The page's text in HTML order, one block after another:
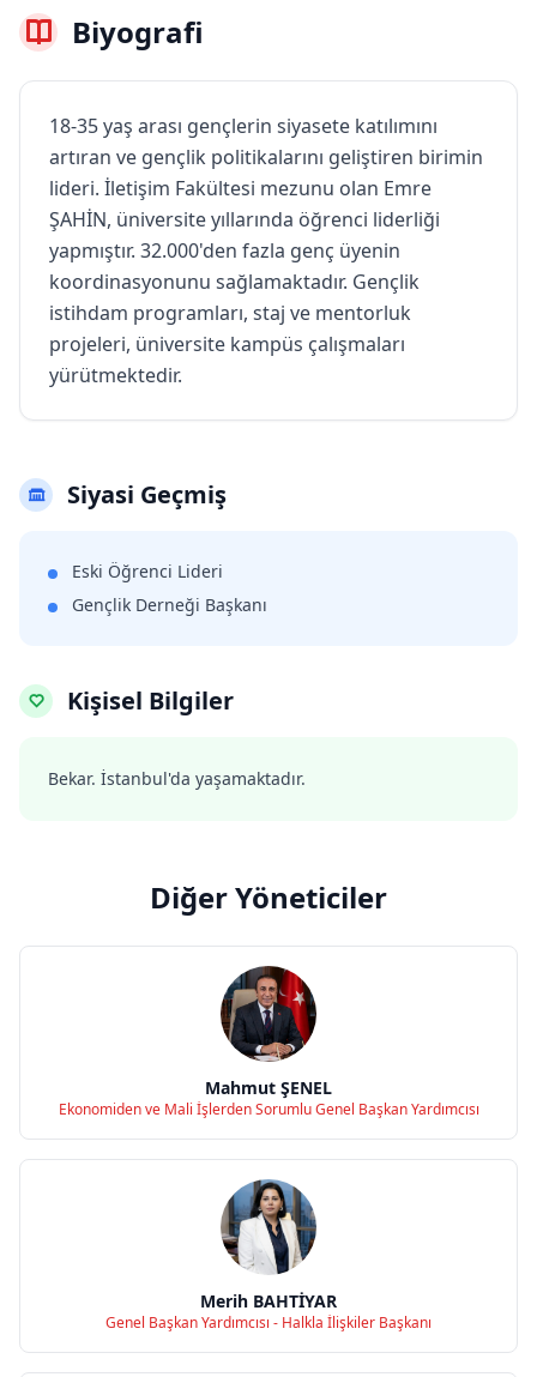
Biyografi
18-35 yaş arası gençlerin siyasete katılımını
artıran ve gençlik politikalarını geliştiren birimin
lideri. İletişim Fakültesi mezunu olan Emre
ŞAHİN, üniversite yıllarında öğrenci liderliği
yapmıştır. 32.000'den fazla genç üyenin
koordinasyonunu sağlamaktadır. Gençlik
istihdam programları, staj ve mentorluk
projeleri, üniversite kampüs çalışmaları
yürütmektedir.
Siyasi Geçmiş
Eski Öğrenci Lideri
Gençlik Derneği Başkanı
Kişisel Bilgiler
Bekar. İstanbul'da yaşamaktadır.
Diğer Yöneticiler
Mahmut ŞENEL
Ekonomiden ve Mali İşlerden Sorumlu Genel Başkan Yardımcısı
Merih BAHTİYAR
Genel Başkan Yardımcısı - Halkla İlişkiler Başkanı